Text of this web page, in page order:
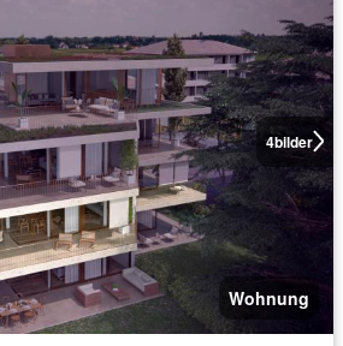
4bilder
Wohnung